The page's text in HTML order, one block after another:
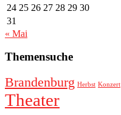
24 25 26 27 28 29 30
31
« Mai
Themensuche
Brandenburg Herbst Konzert
Theater